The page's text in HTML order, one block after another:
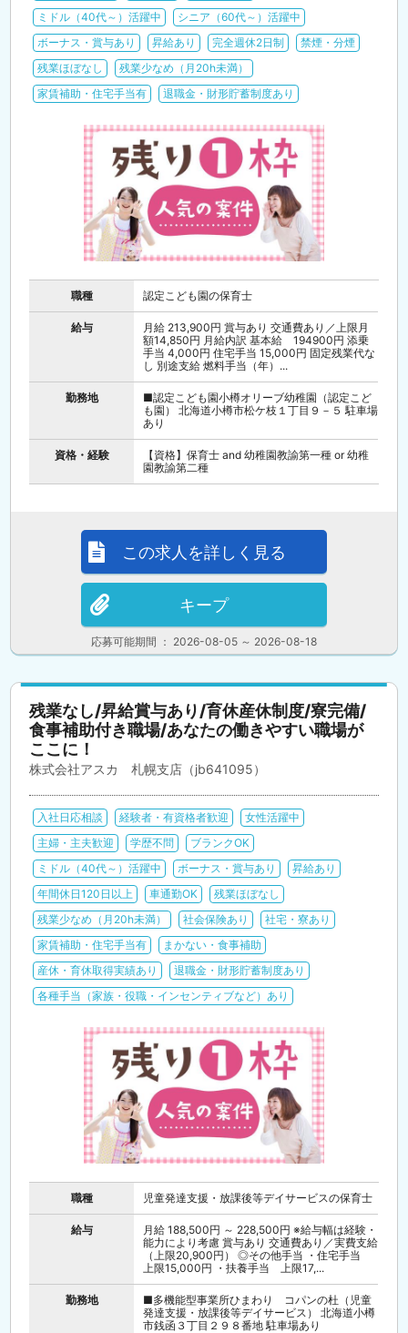
ミドル（40代～）活躍中
シニア（60代～）活躍中
ボーナス・賞与あり
昇給あり 完全週休2日制
禁煙・分煙
残業ほぼなし
残業少なめ（月20h未満）
家賃補助・住宅手当有
退職金・財形貯蓄制度あり
職種 認定こども園の保育士
給与
月給 213,900円 賞与あり 交通費あり／上限月
額14,850円 月給内訳 基本給 194900円 添乗
手当 4,000円 住宅手当 15,000円 固定残業代な
し 別途支給 燃料手当（年）...
勤務地
■認定こども園小樽オリーブ幼稚園（認定こど
も園） 北海道小樽市松ケ枝１丁目９－５ 駐車場
あり
資格・経験
【資格】保育士 and 幼稚園教諭第一種 or 幼稚
園教諭第二種
応募可能期間 ： 2026-08-05 ～ 2026-08-18
この求人を詳しく見る
キープ
残業なし/昇給賞与あり/育休産休制度/寮完備/
食事補助付き職場/あなたの働きやすい職場が
ここに！
株式会社アスカ 札幌支店（jb641095）
入社日応相談 経験者・有資格者歓迎
女性活躍中
主婦・主夫歓迎
学歴不問
ブランクOK
ミドル（40代～）活躍中
ボーナス・賞与あり
昇給あり
年間休日120日以上
車通勤OK
残業ほぼなし
残業少なめ（月20h未満）
社会保険あり
社宅・寮あり
家賃補助・住宅手当有
まかない・食事補助
産休・育休取得実績あり
退職金・財形貯蓄制度あり
各種手当（家族・役職・インセンティブなど）あり
職種 児童発達支援・放課後等デイサービスの保育士
給与
月給 188,500円 ～ 228,500円 ※給与幅は経験・
能力により考慮 賞与あり 交通費あり／実費支給
（上限20,900円） ◎その他手当 ・住宅手当
上限15,000円 ・扶養手当 上限17,...
勤務地
■多機能型事業所ひまわり コパンの杜（児童
発達支援・放課後等デイサービス） 北海道小樽
市銭函３丁目２９８番地 駐車場あり